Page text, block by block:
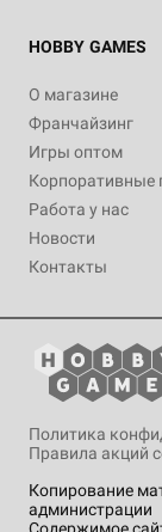
HOBBY GAMES
О магазине
Франчайзинг
Игры оптом
Корпоративные
Работа у нас
Новости
Контакты
Копирование
администрации
Политика
Правила акций